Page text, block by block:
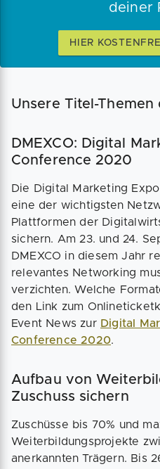
deiner
HIER
Unsere Titel-Themen
DMEXCO: Digital
Conference 2020
Die Digital Marketing
eine der wichtigsten
Plattformen der
sichern. Am 23. und 24.
DMEXCO in diesem Jahr
relevantes Networking
verzichten. Welche
den Link zum
Event News zur Digital
Conference 2020.
Aufbau von
Zuschuss sichern
Zuschüsse bis 70% und
Weiterbildungsprojekte
anerkannten Trägern. Bis